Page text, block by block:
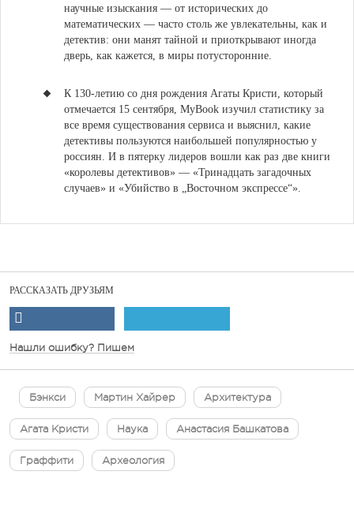
научные изыскания — от исторических до
математических — часто столь же увлекательны, как и
детектив: они манят тайной и приоткрывают иногда
дверь, как кажется, в миры потусторонние.
К 130-летию со дня рождения Агаты Кристи, который
отмечается 15 сентября, MyBook изучил статистику за
все время существования сервиса и выяснил, какие
детективы пользуются наибольшей популярностью у
россиян. И в пятерку лидеров вошли как раз две книги
«королевы детективов» — «Тринадцать загадочных
случаев» и «Убийство в „Восточном экспрессе“».
РАССКАЗАТЬ ДРУЗЬЯМ
Нашли ошибку? Пишем
Бэнкси Мартин Хайрер Архитектура
Агата Кристи Наука Анастасия Башкатова
Граффити Археология